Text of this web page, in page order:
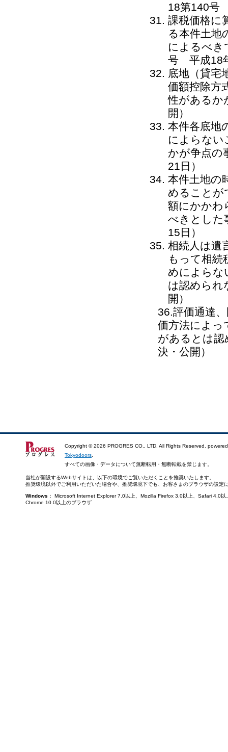
18第140号
課税価格に
る本件土地
によるべき
号 平成18
底地（貸宅
価額控除方
性があるか
開）
本件各底地
によらない
かが争点の
21日）
本件土地の
めることが
額にかかわ
べきとした
15日）
相続人は遺
もって相続
めによらな
は認められ
開）
36.評価通達
価方法によっ
があるとは認
決・公開）
Copyright ©2026 PROGRES CO., LTD. All Rights Reserved.
Tokyodoors
すべての画像・データについて無断転用・無断転載を禁じます。
当社が開設するWebサイトは、以下の環境でご覧いただくことを推奨いたします。
推奨環境以外でご利用いただいた場合や、推奨環境下でも、お客さまのブラウザの設
Windows ： Microsoft Internet Explorer 7.0以上、Mozilla Firefox 3.0以上、Safari
Chrome 10.0以上のブラウザ